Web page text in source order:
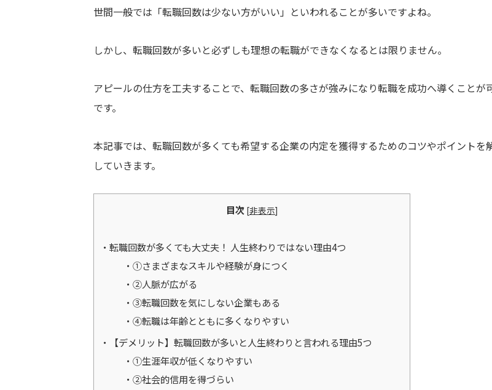
世間一般では「転職回数は少ない方がいい」といわれることが多いですよね。
しかし、転職回数が多いと必ずしも理想の転職ができなくなるとは限りません。
アピールの仕方を工夫することで、転職回数の多さが強みになり転職を成功へ導くことが
です。
本記事では、転職回数が多くても希望する企業の内定を獲得するためのコツやポイントを
していきます。
目次 [非表示]
転職回数が多くても大丈夫！ 人生終わりではない理由4つ
①さまざまなスキルや経験が身につく
②人脈が広がる
③転職回数を気にしない企業もある
④転職は年齢とともに多くなりやすい
【デメリット】転職回数が多いと人生終わりと言われる理由5つ
①生涯年収が低くなりやすい
②社会的信用を得づらい